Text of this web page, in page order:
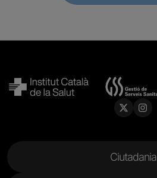
Ciutadania